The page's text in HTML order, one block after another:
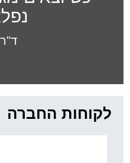
לקוחות החברה